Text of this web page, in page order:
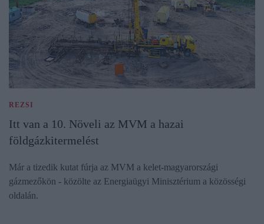
REZSI
Itt van a 10. Növeli az MVM a hazai
földgázkitermelést
Már a tizedik kutat fúrja az MVM a kelet-magyarországi
gázmezőkön - közölte az Energiaügyi Minisztérium a közösségi
oldalán.